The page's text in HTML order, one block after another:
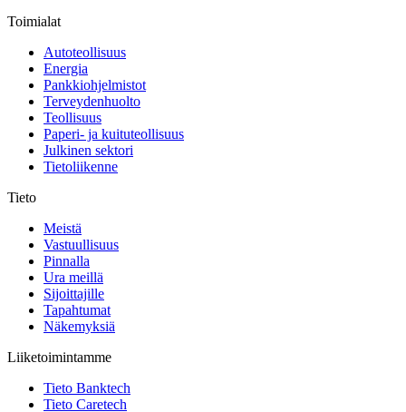
Toimialat
Autoteollisuus
Energia
Pankkiohjelmistot
Terveydenhuolto
Teollisuus
Paperi- ja kuituteollisuus
Julkinen sektori
Tietoliikenne
Tieto
Meistä
Vastuullisuus
Pinnalla
Ura meillä
Sijoittajille
Tapahtumat
Näkemyksiä
Liiketoimintamme
Tieto Banktech
Tieto Caretech